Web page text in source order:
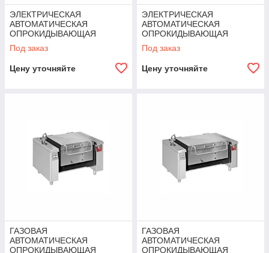
ЭЛЕКТРИЧЕСКАЯ
АВТОМАТИЧЕСКАЯ
ОПРОКИДЫВАЮЩАЯ
СКОВОРОДА 2Х1/1 GN
ANGELOPO
Под заказ
Цену уточняйте
ЭЛЕКТРИЧЕСКАЯ
АВТОМАТИЧЕСКАЯ
ОПРОКИДЫВАЮЩАЯ
СКОВОРОДА 3Х1/1 GN
ANGELOPO
Под заказ
Цену уточняйте
ГАЗОВАЯ
АВТОМАТИЧЕСКАЯ
ОПРОКИДЫВАЮЩАЯ
ГАЗОВАЯ
АВТОМАТИЧЕСКАЯ
ОПРОКИДЫВАЮЩАЯ